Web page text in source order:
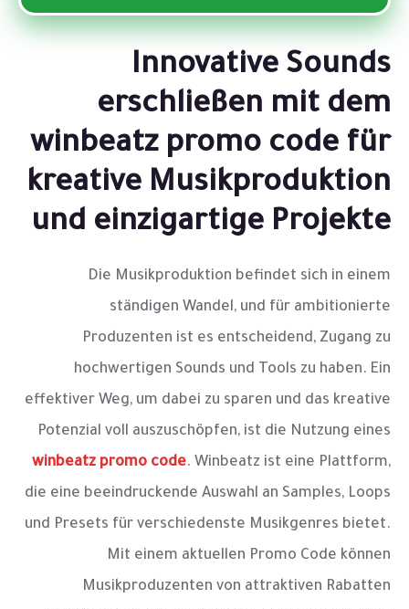
Innovative Sounds
erschließen mit dem
winbeatz promo code für
kreative Musikproduktion
und einzigartige Projekte
Die Musikproduktion befindet sich in einem
ständigen Wandel, und für ambitionierte
Produzenten ist es entscheidend, Zugang zu
hochwertigen Sounds und Tools zu haben. Ein
effektiver Weg, um dabei zu sparen und das kreative
Potenzial voll auszuschöpfen, ist die Nutzung eines
winbeatz promo code. Winbeatz ist eine Plattform,
die eine beeindruckende Auswahl an Samples, Loops
und Presets für verschiedenste Musikgenres bietet.
Mit einem aktuellen Promo Code können
Musikproduzenten von attraktiven Rabatten